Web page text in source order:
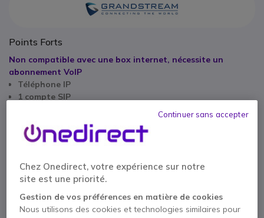
Points Forts
Non compatible avec une box internet, nécessite un
abonnement VoIP
Téléphone IP
1 compte SIP
Écran graphique LCD 132 x 48 pixels
Compatible avec les décrochés électroniques pour des
Compatible 3cx
Afficher plus
Livré avec
1 x Base de soutien
Chez Onedirect, votre expérience sur notre
site est une priorité.
Gestion de vos préférences en matière de cookies
Nous utilisons des cookies et technologies similaires pour
Continuer sans accepter